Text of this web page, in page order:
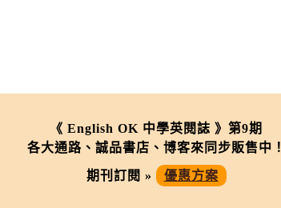
《 English OK 中學英閱誌 》第9期
各大通路、誠品書店、博客來同步販售中！
期刊訂閱 » 優惠方案